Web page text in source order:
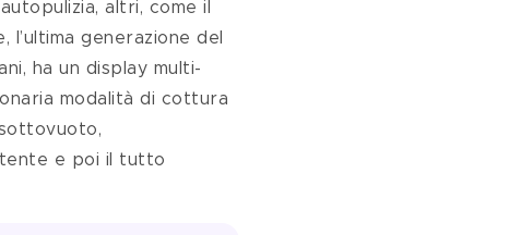
altri, come il
generazione del
ha un display multi-
modalità di cottura
e poi il tutto